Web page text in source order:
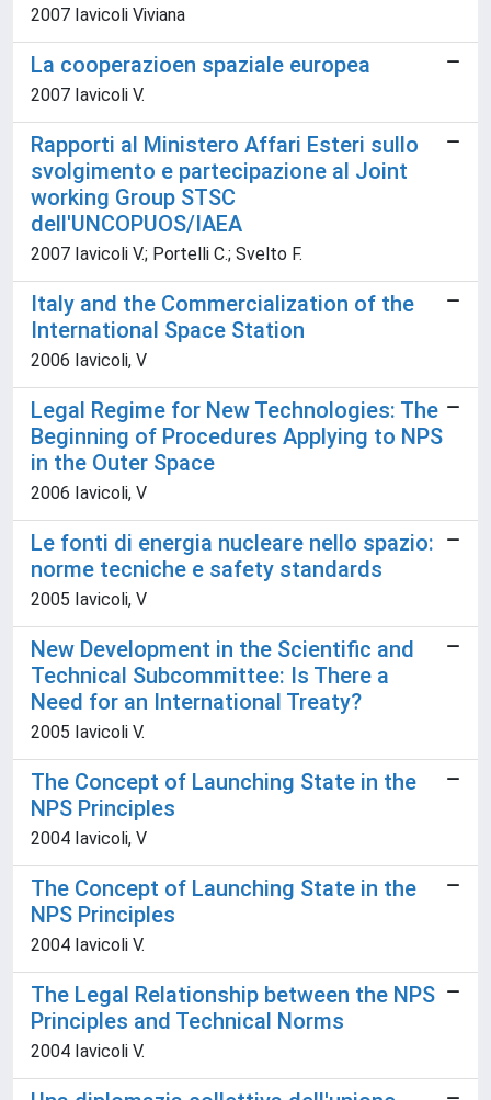
2007 Iavicoli Viviana
La cooperazioen spaziale europea
2007 Iavicoli V.
Rapporti al Ministero Affari Esteri sullo
svolgimento e partecipazione al Joint
working Group STSC
dell'UNCOPUOS/IAEA
2007 Iavicoli V.; Portelli C.; Svelto F.
Italy and the Commercialization of the
International Space Station
2006 Iavicoli, V
Legal Regime for New Technologies: The
Beginning of Procedures Applying to NPS
in the Outer Space
2006 Iavicoli, V
Le fonti di energia nucleare nello spazio:
norme tecniche e safety standards
2005 Iavicoli, V
New Development in the Scientific and
Technical Subcommittee: Is There a
Need for an International Treaty?
2005 Iavicoli V.
The Concept of Launching State in the
NPS Principles
2004 Iavicoli, V
The Concept of Launching State in the
NPS Principles
2004 Iavicoli V.
The Legal Relationship between the NPS
Principles and Technical Norms
2004 Iavicoli V.